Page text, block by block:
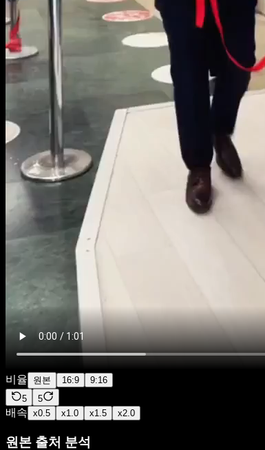
비율 원본 16:9
9:16
5
5
배속 x0.5 x1.0 x1.5 x2.0
원본 출처 분석